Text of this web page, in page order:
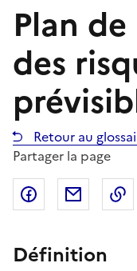
Plan
des
Retour au
Partager la page
Partager sur
Définition